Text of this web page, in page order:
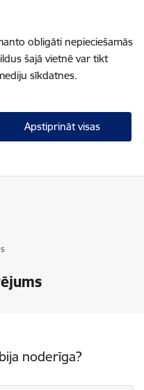
obligāti nepieciešamās
šajā vietnē var tikt
sīkdatnes.
Apstiprināt visas
noderīga?